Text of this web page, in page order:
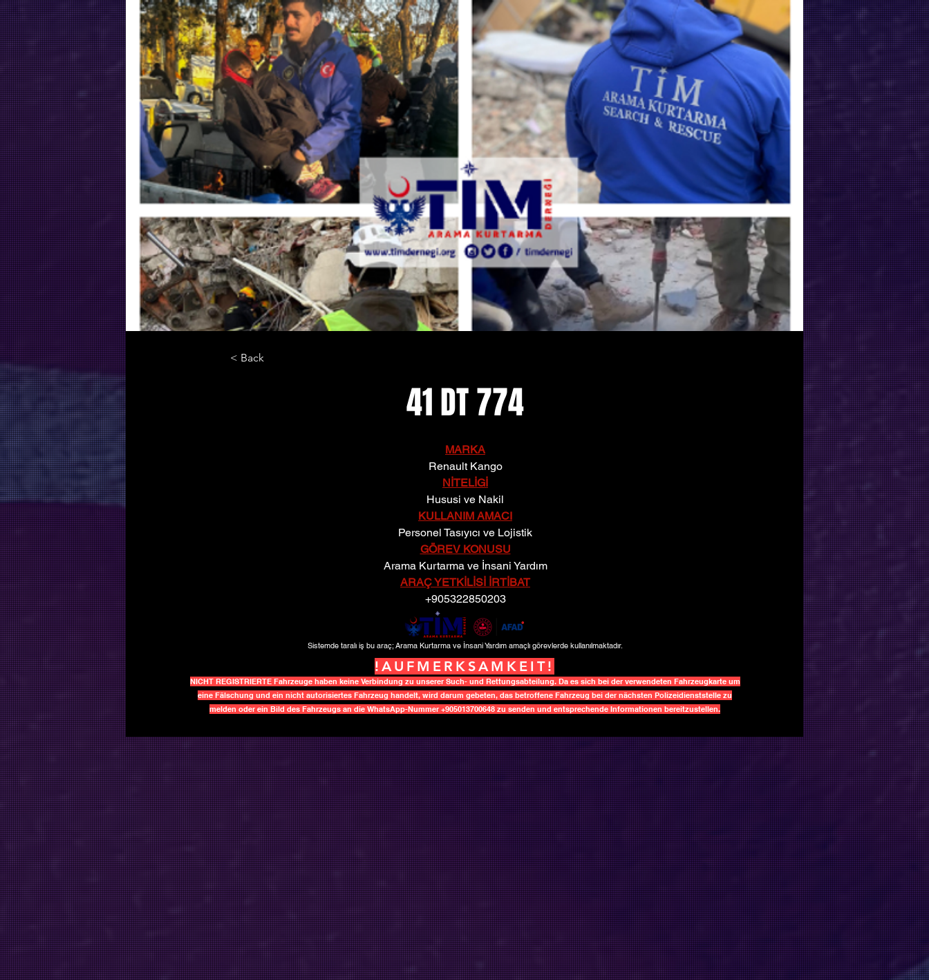
< Back
41 DT 774
MARKA
Renault Kango
NİTELİGİ
Hususi ve Nakil
KULLANIM AMACI
Personel Tasıyıcı ve Lojistik
GÖREV KONUSU
Arama Kurtarma ve İnsani Yardım
ARAÇ YETKİLİSİ İRTİBAT
+905322850203
Sistemde taralı iş bu araç; Arama Kurtarma ve İnsani Yardım amaçlı görevlerde kullanılmaktadır.
!AUFMERKSAMKEIT!
NICHT REGISTRIERTE Fahrzeuge haben keine Verbindung zu unserer Such- und Rettungsabteilung. Da es sich bei der verwendeten Fahrzeugkarte um
eine Fälschung und ein nicht autorisiertes Fahrzeug handelt, wird darum gebeten, das betroffene Fahrzeug bei der nächsten Polizeidienststelle zu
melden oder ein Bild des Fahrzeugs an die WhatsApp-Nummer +905013700648 zu senden und entsprechende Informationen bereitzustellen.